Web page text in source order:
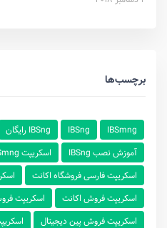
برچسب‌ها
IBSmng
IBSng IBSng رایگان
آموزش نصب IBSng
اسکریپت IBSmng
اسکریپت فارسی فروشگاه اکانت
اسکریپت فروش اکانت
اسکریپت
اسکریپت فروش پین دیجیتال